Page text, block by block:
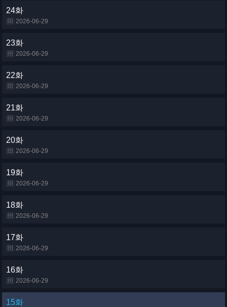
24화
2026-06-29
23화
2026-06-29
22화
2026-06-29
21화
2026-06-29
20화
2026-06-29
19화
2026-06-29
18화
2026-06-29
17화
2026-06-29
16화
2026-06-29
15화